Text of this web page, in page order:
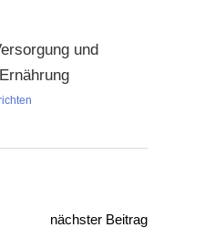
und
nächster Beitrag